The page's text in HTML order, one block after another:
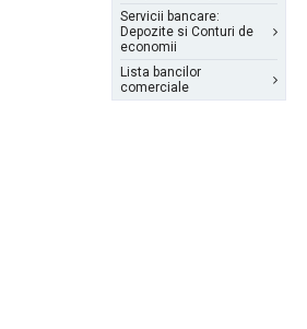
Servicii bancare:
Depozite si Conturi de
economii
Lista bancilor
comerciale